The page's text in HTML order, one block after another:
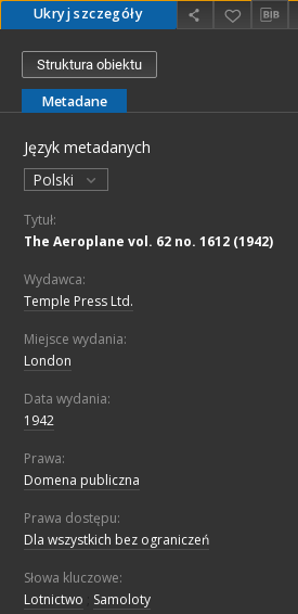
Ukryj szczegóły
Struktura obiektu
Metadane
Język metadanych
Polski
Tytuł:
The Aeroplane vol. 62 no. 1612 (1942)
Wydawca:
Temple Press Ltd.
Miejsce wydania:
London
Data wydania:
1942
Prawa:
Domena publiczna
Prawa dostępu:
Dla wszystkich bez ograniczeń
Słowa kluczowe:
Lotnictwo
Samoloty